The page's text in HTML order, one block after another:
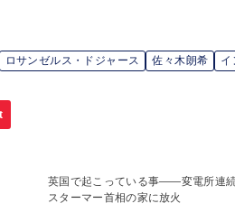
ロサンゼルス・ドジャース 佐々木朗希 イ
英国で起こっている事――変電所連続
スターマー首相の家に放火